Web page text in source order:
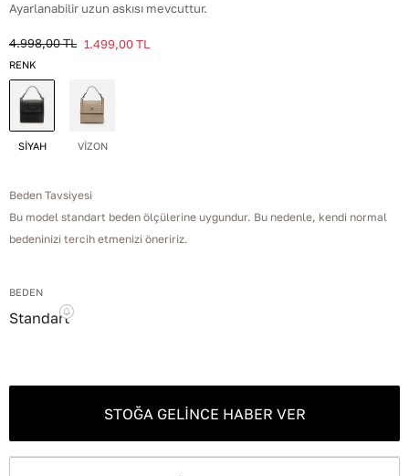
Ayarlanabilir uzun askısı mevcuttur.
4.998,00TL 1.499,00TL
RENK
SİYAH VİZON
Beden Tavsiyesi
Bu model standart beden ölçülerine uygundur. Bu nedenle, kendi normal
bedeninizi tercih etmenizi öneririz.
BEDEN
Standart
STOĞA GELINCE HABER VER